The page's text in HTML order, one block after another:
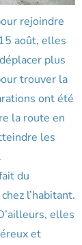
rejoindre
août, elles
plus
trouver la
ont été
la route en
les
du
l’habitant.
elles
et